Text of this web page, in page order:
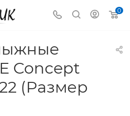
0
Concept
(Размер